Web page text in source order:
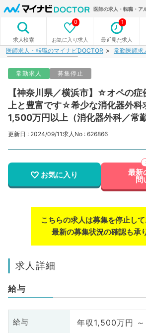
医師の求人・転職・ア
求人検索 お気に入り求人
0
最近見た求人
1
医師求人・転職のマイナビDOCTOR 常勤医師求
常勤求人 募集停止
【神奈川県／横浜市】☆オペの
上と豊富です☆希少な消化器外科
1,500万円以上（消化器外科／常勤
更新日 : 2024/09/11求人No : 626866
お気に入り 最新
問
こちらの求人は募集を停止して
最新の募集状況の確認も承
求人詳細
給与
給与 年収1,500万円 ～